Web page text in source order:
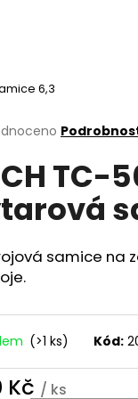
6,3
TC-
samice na
(>1 ks) Kód:
Kč / ks
SKIN+ COATED